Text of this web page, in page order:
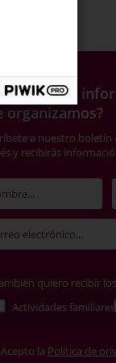
estar
organizamos?
a nuestro
y recibirás
quiero recibir
Actividades familiares
Acepto la Política de